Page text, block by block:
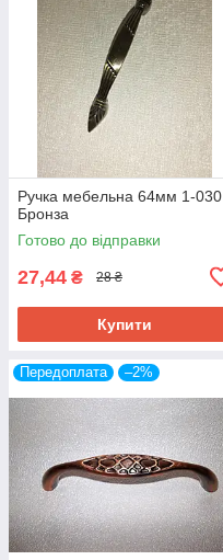
Ручка мебельна 64мм 1-030
Бронза
Готово до відправки
27,44 ₴ 28 ₴
Купити
Передоплата –2%